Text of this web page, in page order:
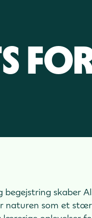
begejstring skaber
naturen som et